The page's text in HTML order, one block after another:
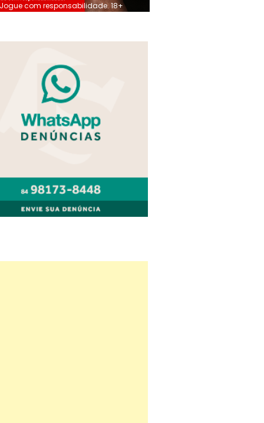
Jogue com responsabilidade. 18+